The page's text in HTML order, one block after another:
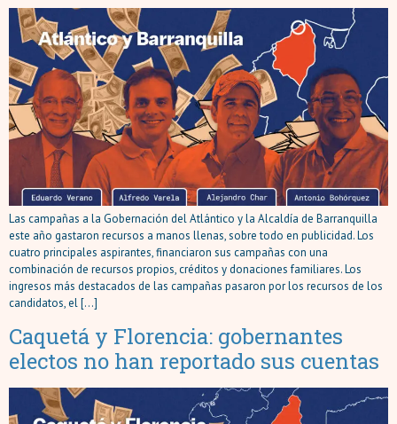
Las campañas a la Gobernación del Atlántico y la Alcaldía de Barranquilla
este año gastaron recursos a manos llenas, sobre todo en publicidad. Los
cuatro principales aspirantes, financiaron sus campañas con una
combinación de recursos propios, créditos y donaciones familiares. Los
ingresos más destacados de las campañas pasaron por los recursos de los
candidatos, el […]
Caquetá y Florencia: gobernantes
electos no han reportado sus cuentas